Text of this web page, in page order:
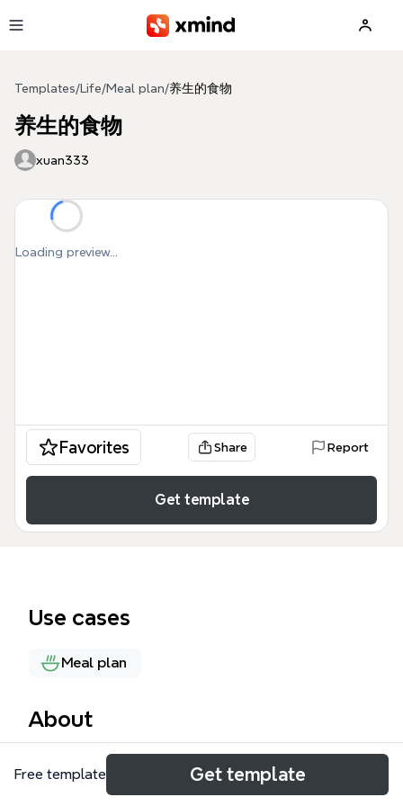
Templates/ Life/Meal plan/养生的食物
养生的食物
xuan333
Loading preview...
Favorites Share Report
Get template
Use cases
Meal plan
About
养生的食物思维导图模板系统梳理了8大类共40种常见
养生食材，涵盖谷物、绿叶蔬菜、肉类与禽蛋、水果、
Free template Get template